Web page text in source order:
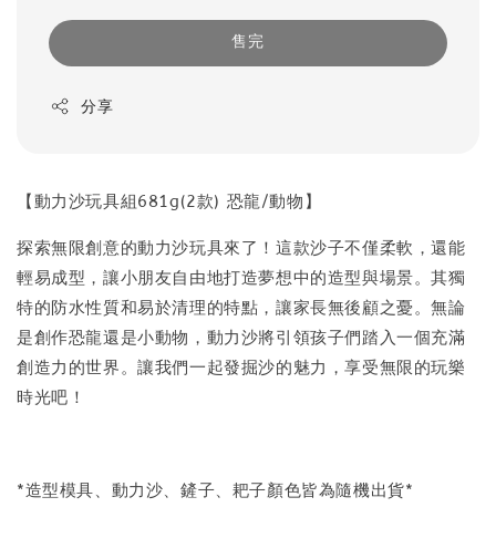
售完
分享
【動力沙玩具組681g(2款) 恐龍/動物】
探索無限創意的動力沙玩具來了！這款沙子不僅柔軟，還能
輕易成型，讓小朋友自由地打造夢想中的造型與場景。其獨
特的防水性質和易於清理的特點，讓家長無後顧之憂。無論
是創作恐龍還是小動物，動力沙將引領孩子們踏入一個充滿
創造力的世界。讓我們一起發掘沙的魅力，享受無限的玩樂
時光吧！
*造型模具、動力沙、鏟子、耙子顏色皆為隨機出貨*